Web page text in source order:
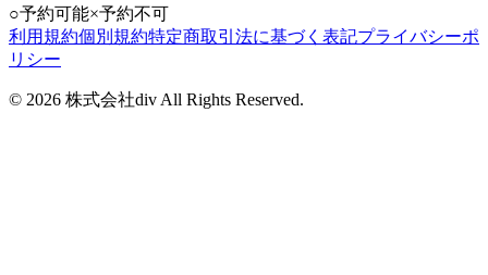
○予約可能×予約不可
利用規約個別規約特定商取引法に基づく表記プライバシーポ
リシー
© 2026 株式会社div All Rights Reserved.